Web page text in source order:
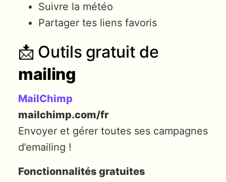
Suivre la météo
Partager tes liens favoris
📩 Outils gratuit de
mailing
MailChimp
mailchimp.com/fr
Envoyer et gérer toutes ses campagnes
d’emailing !
Fonctionnalités gratuites